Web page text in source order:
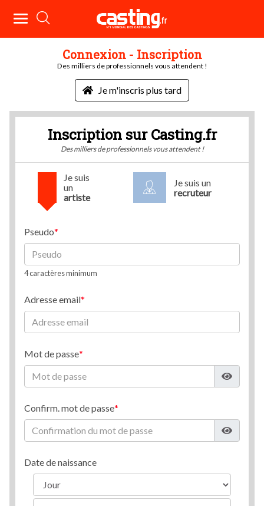
Connexion - Inscription
Des milliers de professionnels vous attendent !
Je m'inscris plus tard
Inscription sur Casting.fr
Des milliers de professionnels vous attendent !
Je suis
un
artiste
Je suis un
recruteur
Pseudo
4 caractères minimum
Adresse email
Mot de passe
Confirm. mot de passe
Date de naissance